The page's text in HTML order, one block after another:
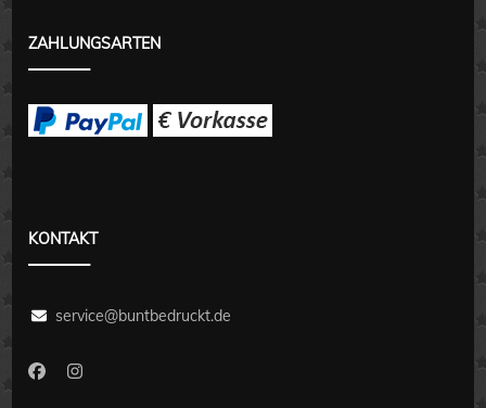
ZAHLUNGSARTEN
KONTAKT
service@buntbedruckt.de